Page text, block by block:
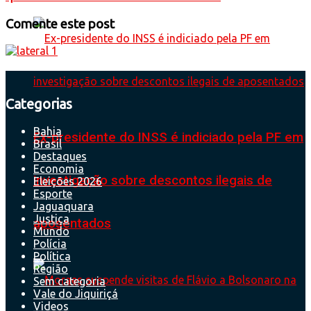
Ex-presidente do INSS é indiciado pela PF em
investigação sobre descontos ilegais de
aposentados
Comente este post
Categorias
Bahia
Brasil
Destaques
Economia
Eleições 2026
Esporte
Jaguaquara
Justiça
Mundo
Polícia
Política
Região
Sem categoria
Vale do Jiquiriçá
Videos